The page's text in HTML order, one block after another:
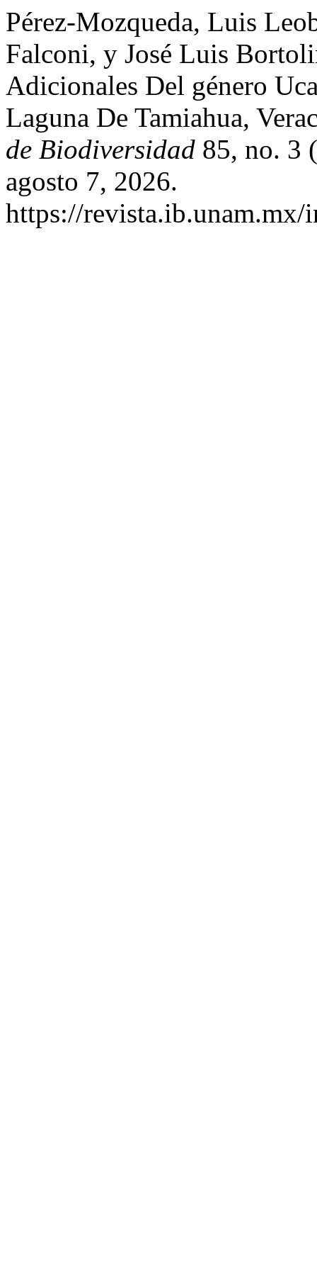
Pérez-Mozqueda, Luis
Falconi, y José Luis
Adicionales Del género
Laguna De Tamiahua,
de Biodiversidad 85, no. 3
agosto 7, 2026.
https://